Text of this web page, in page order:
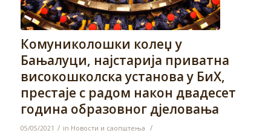
Комуниколошки колеџ у
Бањалуци, најстарија приватна
високошколска установа у БиХ,
престаје с радом након двадесет
година образовног дјеловања
05/05/2021 / in Новости и саопштења /